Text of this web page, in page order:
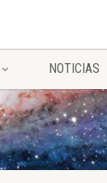
NOTICIAS